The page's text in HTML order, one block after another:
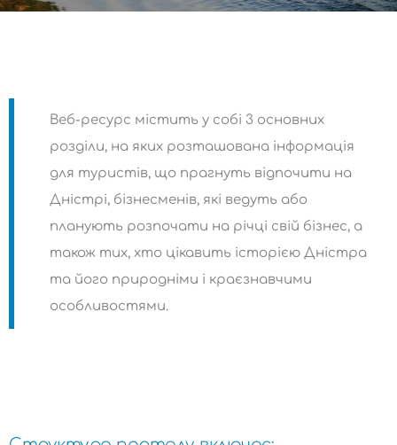
Веб-ресурс містить у собі 3 основних
розділи, на яких розташована інформація
для туристів, що прагнуть відпочити на
Дністрі, бізнесменів, які ведуть або
планують розпочати на річці свій бізнес, а
також тих, хто цікавить історією Дністра
та його природніми і краєзнавчими
особливостями.